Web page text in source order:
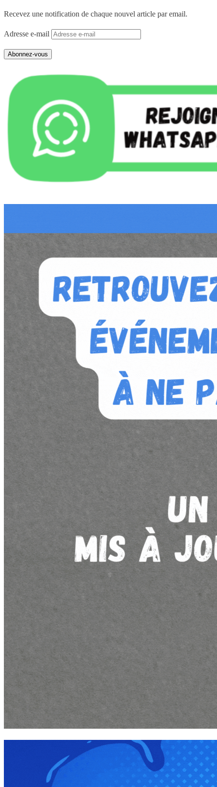
Recevez une notification de chaque nouvel article par email.
Adresse e-mail
Abonnez-vous